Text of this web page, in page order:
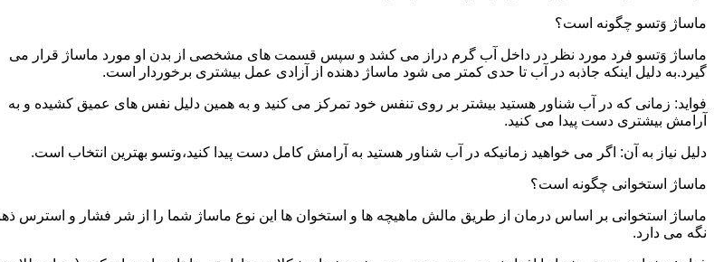
ماساژ وَتسو چگونه است؟
ماساژ وَتسو فرد مورد نظر در داخل آب گرم دراز می کشد و سپس قسمت های مشخصی از بدن او مورد ماساژ قرار می
گیرد.به دلیل اینکه جاذبه در آب تا حدی کمتر می شود ماساژ دهنده از آزادی عمل بیشتری برخوردار است.
فواید: زمانی که در آب شناور هستید بیشتر بر روی تنفس خود تمرکز می کنید و به همین دلیل نفس های عمیق کشیده و به
آرامش بیشتری دست پیدا می کنید.
دلیل نیاز به آن: اگر می خواهید زمانیکه در آب شناور هستید به آرامش کامل دست پیدا کنید،وتسو بهترین انتخاب است.
ماساژ استخوانی چگونه است؟
ماساژ استخوانی بر اساس درمان از طریق مالش ماهیچه ها و استخوان ها این نوع ماساژ شما را از شر فشار و استرس
نگه می دارد.